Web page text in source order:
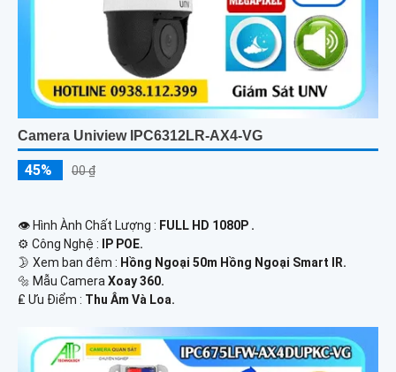
Camera Uniview IPC6312LR-AX4-VG
45% 00 ₫
👁 Hình Ành Chất Lượng : FULL HD 1080P .
⚙ Công Nghệ :
IP POE.
🌛 Xem ban đêm : Hồng Ngoại 50m Hồng Ngoại Smart IR.
🔩 Mẫu Camera Xoay 360.
️₤ Ưu Điểm : Thu Âm Và Loa.